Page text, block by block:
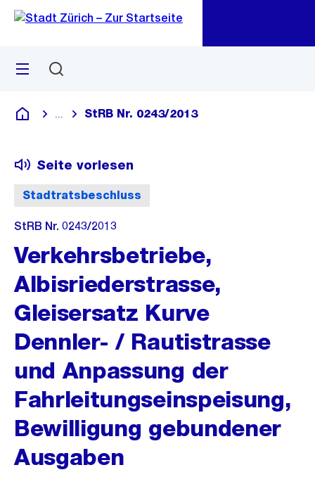
Navigation
Sprunglink
Menü
Deutsch
Blende alle Breadcrumbs ein
StRB Nr. 0243/2013
Stadtratsbeschluss
Seite vorlesen
StRB Nr. 0243/2013
Verkehrsbetriebe,
Albisriederstrasse,
Gleisersatz Kurve
Dennler- / Rautistrasse
und Anpassung der
Fahrleitungseinspeisung,
Bewilligung gebundener
Ausgaben